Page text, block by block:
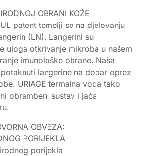
OBRANI KOŽE
patent temelji se na djelovanju
(LN). Langerini su
uloga otkrivanje mikroba u našem
imunološke obrane. Naša
langerine na dobar oprez
URIAGE termalna voda tako
obrambeni sustav i jača
OBVEZA:
PORIJEKLA
porijekla